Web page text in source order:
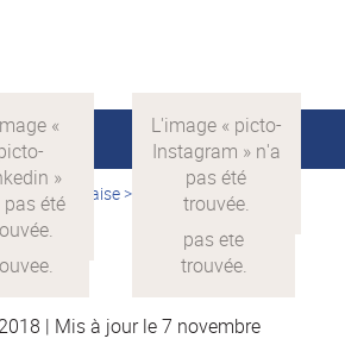
Version française>
Le Langage pour tous
| Mis à jour le 7 novembre